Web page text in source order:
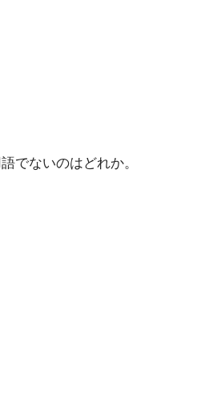
でないのはどれか。